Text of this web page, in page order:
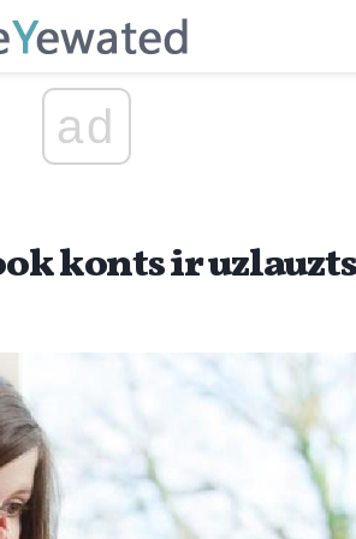
ad
konts ir